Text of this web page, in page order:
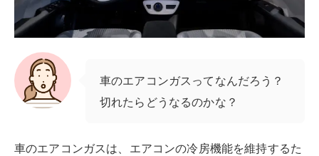
車のエアコンガスってなんだろう？
切れたらどうなるのかな？
車のエアコンガスは、エアコンの冷房機能を維持するた